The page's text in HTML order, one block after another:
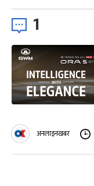
1
अनलाइनखबर